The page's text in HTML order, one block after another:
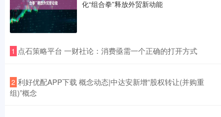
化“组合拳”释放外贸新动能
1 ​点石策略平台 一财社论：消费亟需一个正确的打开方式
2 ​利好优配APP下载 概念动态|中达安新增“股权转让(并购重
组)”概念